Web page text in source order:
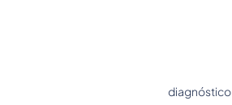
diagnóstico